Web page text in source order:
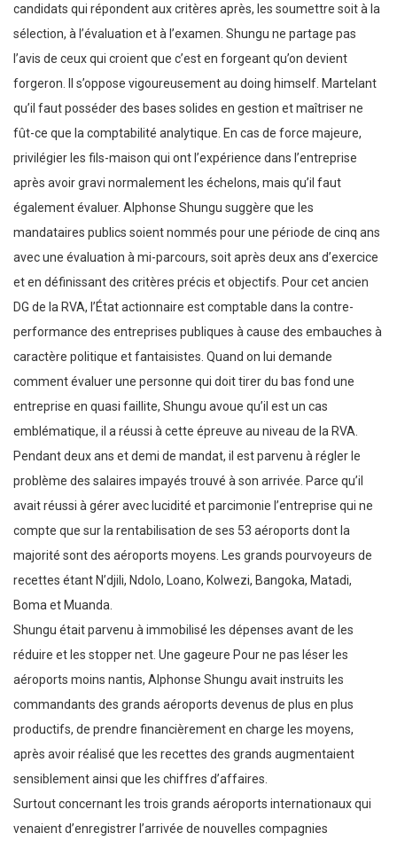
candidats qui répondent aux critères après, les soumettre soit à la
sélection, à l’évaluation et à l’examen. Shungu ne partage pas
l’avis de ceux qui croient que c’est en forgeant qu’on devient
forgeron. Il s’oppose vigoureusement au doing himself. Martelant
qu’il faut posséder des bases solides en gestion et maîtriser ne
fût-ce que la comptabilité analytique. En cas de force majeure,
privilégier les fils-maison qui ont l’expérience dans l’entreprise
après avoir gravi normalement les échelons, mais qu’il faut
également évaluer. Alphonse Shungu suggère que les
mandataires publics soient nommés pour une période de cinq ans
avec une évaluation à mi-parcours, soit après deux ans d’exercice
et en définissant des critères précis et objectifs. Pour cet ancien
DG de la RVA, l’État actionnaire est comptable dans la contre-
performance des entreprises publiques à cause des embauches à
caractère politique et fantaisistes. Quand on lui demande
comment évaluer une personne qui doit tirer du bas fond une
entreprise en quasi faillite, Shungu avoue qu’il est un cas
emblématique, il a réussi à cette épreuve au niveau de la RVA.
Pendant deux ans et demi de mandat, il est parvenu à régler le
problème des salaires impayés trouvé à son arrivée. Parce qu’il
avait réussi à gérer avec lucidité et parcimonie l’entreprise qui ne
compte que sur la rentabilisation de ses 53 aéroports dont la
majorité sont des aéroports moyens. Les grands pourvoyeurs de
recettes étant N’djili, Ndolo, Loano, Kolwezi, Bangoka, Matadi,
Boma et Muanda.
Shungu était parvenu à immobilisé les dépenses avant de les
réduire et les stopper net. Une gageure Pour ne pas léser les
aéroports moins nantis, Alphonse Shungu avait instruits les
commandants des grands aéroports devenus de plus en plus
productifs, de prendre financièrement en charge les moyens,
après avoir réalisé que les recettes des grands augmentaient
sensiblement ainsi que les chiffres d’affaires.
Surtout concernant les trois grands aéroports internationaux qui
venaient d’enregistrer l’arrivée de nouvelles compagnies